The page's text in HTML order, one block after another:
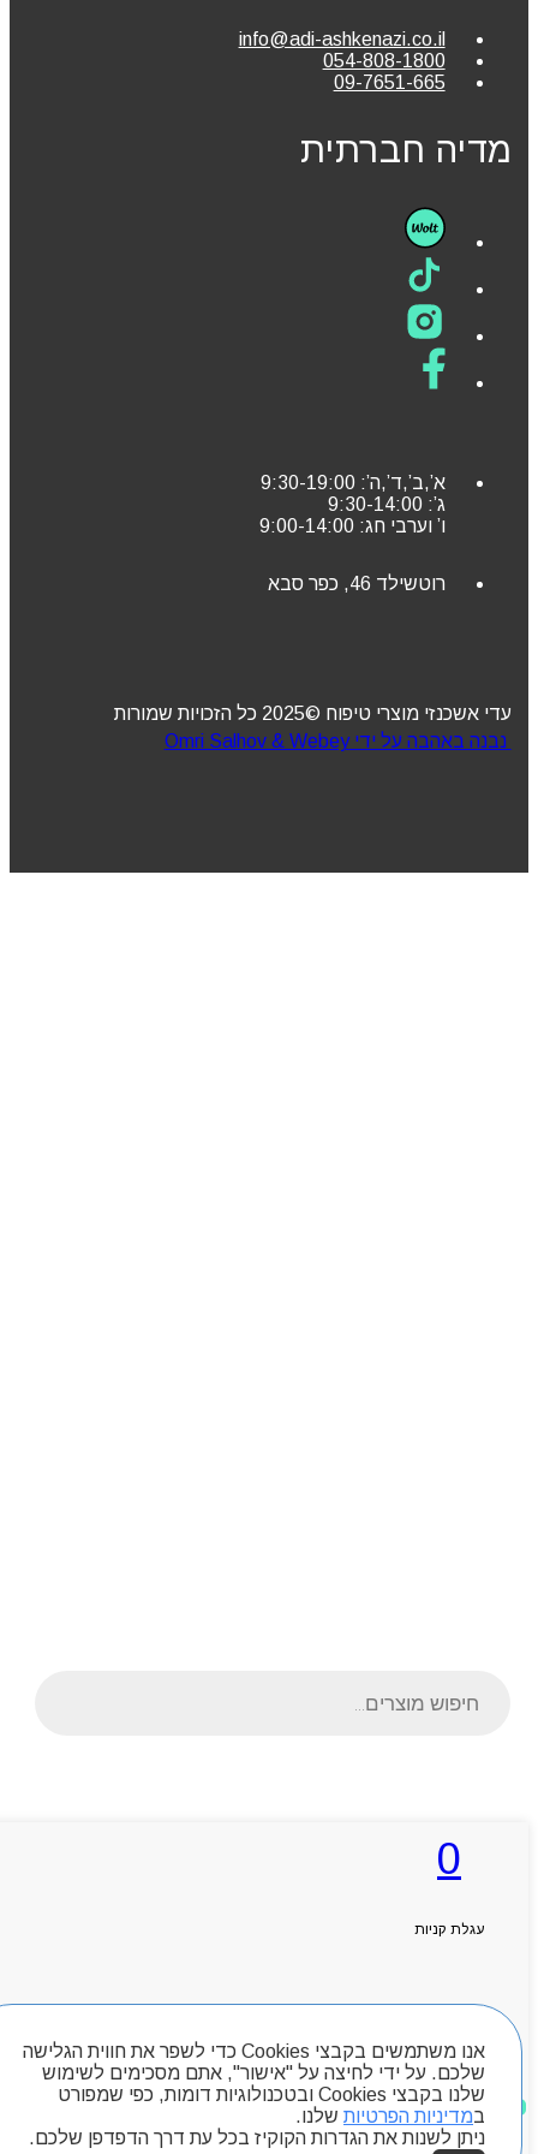
info@adi-ashkenazi.co.il
054-808-1800
09-7651-665
מדיה חברתית
א’,ב’,ד’,ה’: 9:30-19:00
ג’: 9:30-14:00
ו’ וערבי חג: 9:00-14:00
רוטשילד 46, כפר סבא
עדי אשכנזי מוצרי טיפוח ©2025 כל הזכויות שמורות
נבנה באהבה על ידי Omri Salhov & Webey
אנו משתמשים בקבצי Cookies כדי לשפר את חווית הגלישה
שלכם. על ידי לחיצה על "אישור", אתם מסכימים לשימוש
שלנו בקבצי Cookies ובטכנולוגיות דומות, כפי שמפורט
במדיניות הפרטיות שלנו.
ניתן לשנות את הגדרות הקוקיז בכל עת דרך הדפדפן שלכם.
0
עגלת קניות
חיפוש מוצרים
מוצרים שאהבתי
search
אודותניו
קטלוג מוצרים
מותגים